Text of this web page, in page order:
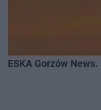
ESKA Gorzów